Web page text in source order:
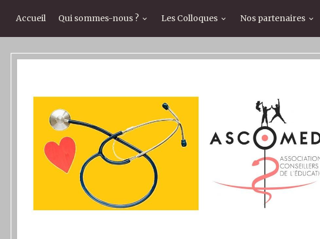
Accueil Qui sommes-nous ? Les Colloques Nos partenaires